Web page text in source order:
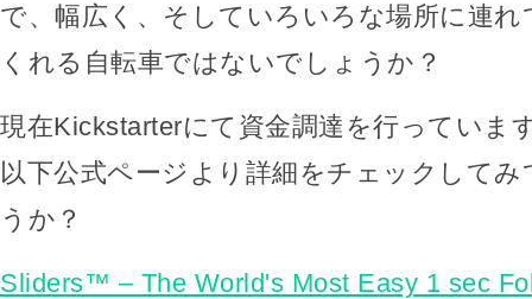
で、幅広く、そしていろいろな場所に連
くれる自転車ではないでしょうか？
現在Kickstarterにて資金調達を行っていま
以下公式ページより詳細をチェックして
うか？
Sliders™ – The World's Most Easy 1 sec